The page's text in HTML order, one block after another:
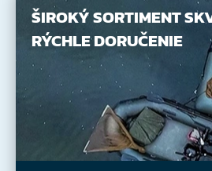
ŠIROKÝ SORTIMENT
RÝCHLE DORUČENIE